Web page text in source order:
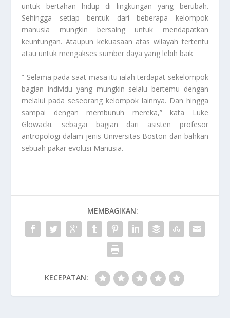
untuk bertahan hidup di lingkungan yang berubah.
Sehingga setiap bentuk dari beberapa kelompok
manusia mungkin bersaing untuk mendapatkan
keuntungan. Ataupun kekuasaan atas wilayah tertentu
atau untuk mengakses sumber daya yang lebih baik
” Selama pada saat masa itu ialah terdapat sekelompok
bagian individu yang mungkin selalu bertemu dengan
melalui pada seseorang kelompok lainnya. Dan hingga
sampai dengan membunuh mereka,” kata Luke
Glowacki. sebagai bagian dari asisten profesor
antropologi dalam jenis Universitas Boston dan bahkan
sebuah pakar evolusi Manusia.
MEMBAGIKAN:
KECEPATAN: